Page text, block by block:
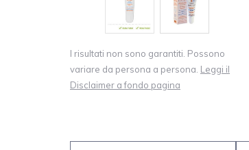
I risultati non sono garantiti. Possono
variare da persona a persona. Leggi il
Disclaimer a fondo pagina